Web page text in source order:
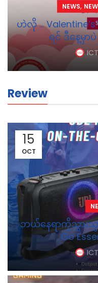
NEWS,
ဟဲလို …
ရင် ဒီနေ့မှာ
Review
15
OCT
ဘယ်နေရာကိုသွားသွာ
Go